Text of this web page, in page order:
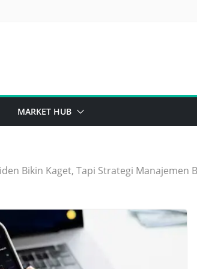
MARKET HUB
Bikin Kaget, Tapi Strategi Manajemen